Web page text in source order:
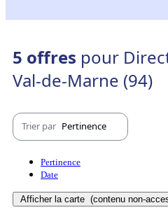
5 offres pour
Val-de-Marne (94)
Trier par Pertinence
Pertinence
Date
Afficher la carte (contenu non-